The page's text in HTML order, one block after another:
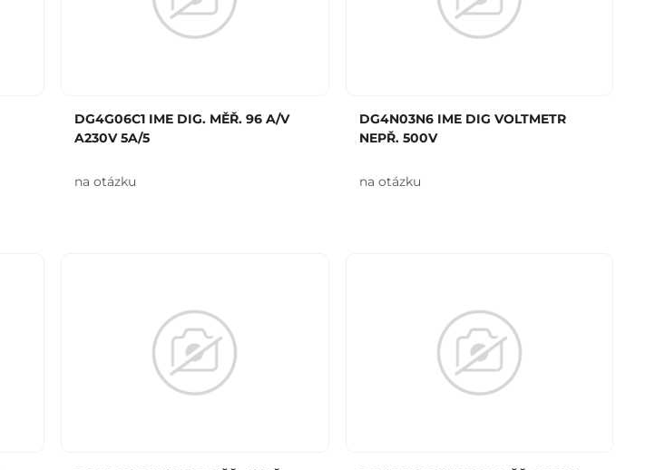
DG4G06C1 IME DIG. MĚŘ. 96 A/V
A230V 5A/5
na otázku
DG4N03N6 IME DIG VOLTMETR
NEPŘ. 500V
na otázku